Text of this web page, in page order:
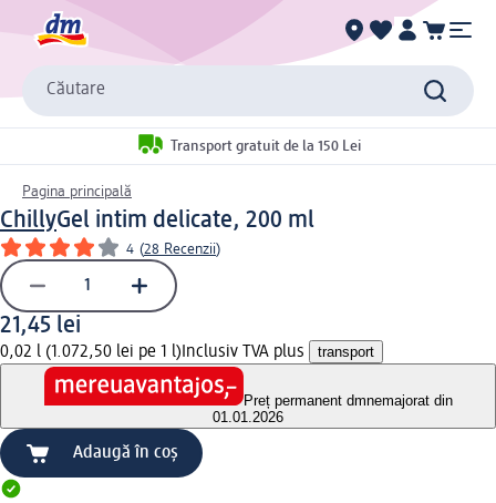
Căutare
Transport gratuit de la 150 Lei
Pagina principală
ChillyGel intim delicate, 200 ml
4 (28 Recenzii)
21,45 lei
0,02 l (1.072,50 lei pe 1 l) Inclusiv TVA plus transport
Preț permanent dmnemajorat din
01.01.2026
Adaugă în coș